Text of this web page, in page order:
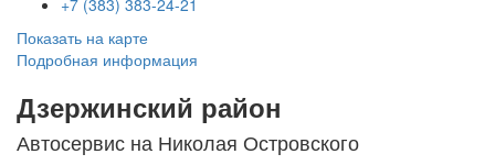
+7 (383) 383-24-21
Показать на карте
Подробная информация
Дзержинский район
Автосервис на Николая Островского